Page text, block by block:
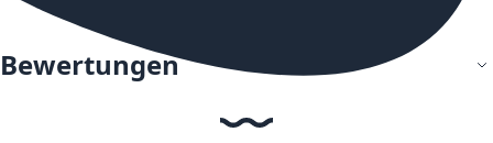
Bewertungen